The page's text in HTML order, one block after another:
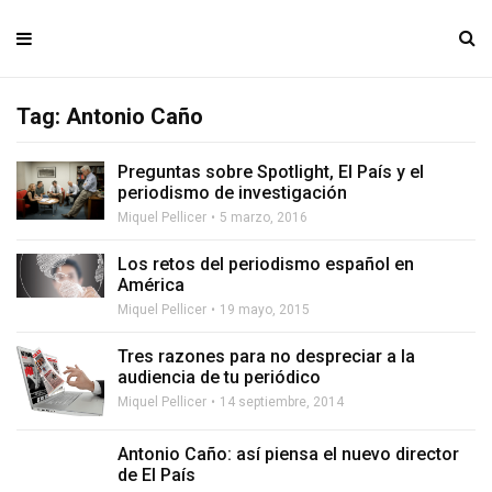
Tag: Antonio Caño
Preguntas sobre Spotlight, El País y el
periodismo de investigación
Miquel Pellicer 5 marzo, 2016
Los retos del periodismo español en
América
Miquel Pellicer 19 mayo, 2015
Tres razones para no despreciar a la
audiencia de tu periódico
Miquel Pellicer 14 septiembre, 2014
Antonio Caño: así piensa el nuevo director
de El País